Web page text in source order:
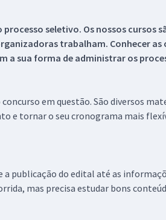
seletivo. Os nossos
trabalham. Conhecer
a sua forma de administrar os
em questão. São diversos
e tornar o seu cronograma mais
publicação do edital até as
mas precisa estudar bons